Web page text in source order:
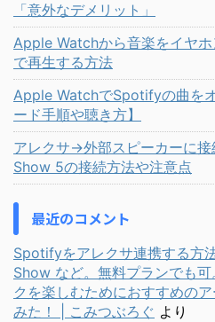
「意外なデメリット」
Apple Watchから音楽をイヤ
で再生する方法
Apple WatchでSpotifyの曲を
ード手順や聴き方】
アレクサ→外部スピーカーに
Show 5の接続方法や注意点
最近のコメント
Spotifyをアレクサ連携する方
Show など。無料プランでも可
クを楽しむためにおすすめの
みた！ | こみつぶろぐ より